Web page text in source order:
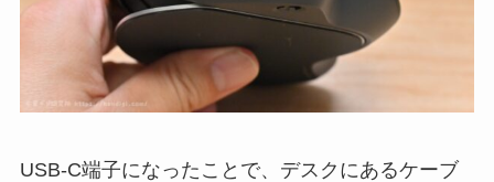
USB-C端子になったことで、デスクにあるケーブ